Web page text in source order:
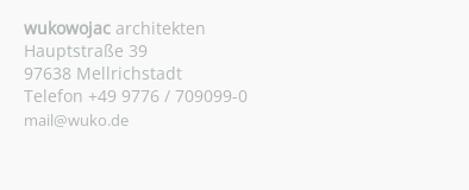
wukowojacarchitekten
Hauptstraße 39
97638 Mellrichstadt
Telefon +49 9776 / 709099-0
mail@wuko.de